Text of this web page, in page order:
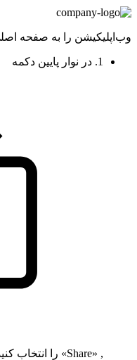
وب‌اپلیکیشن را به صفحه
1. در نوار پایین دکمه
, «Share» را انتخاب کنید.